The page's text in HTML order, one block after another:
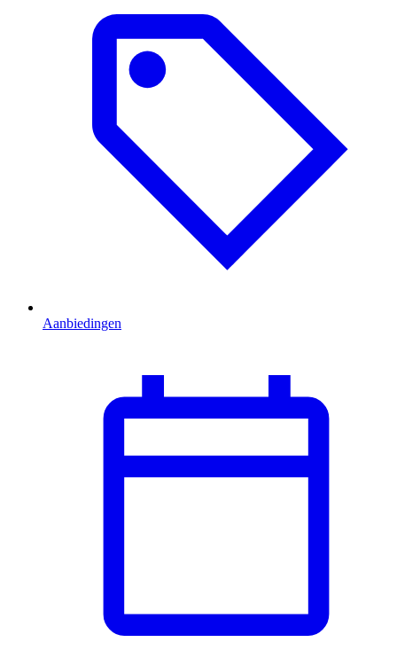
Aanbiedingen